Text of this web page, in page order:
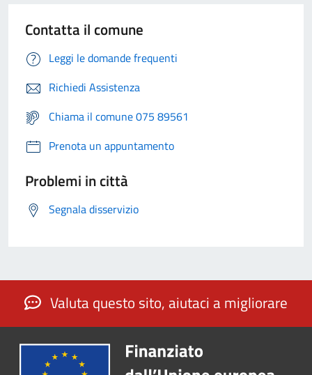
Contatta il comune
Leggi le domande frequenti
Richiedi Assistenza
Chiama il comune 075 89561
Prenota un appuntamento
Problemi in città
Segnala disservizio
Valuta questo sito, aiutaci a migliorare